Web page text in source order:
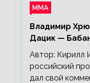
ММА
Владимир
Дацик —
Автор: Кирилл
российский
дал свой